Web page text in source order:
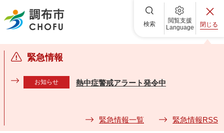
調布市 検索
閲覧支援
Language
閉じる
緊急情報
お知らせ 熱中症警戒アラート発令中
緊急情報一覧 緊急情報RSS